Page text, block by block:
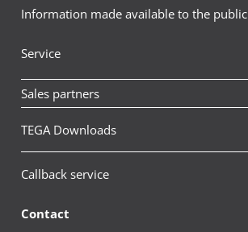
Information made available to the public
Service
Sales partners
TEGA Downloads
Callback service
Contact